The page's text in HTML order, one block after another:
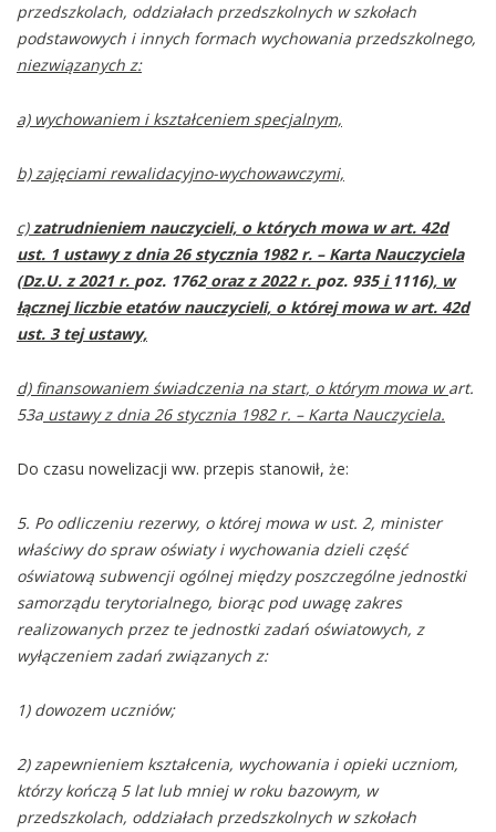
przedszkolach, oddziałach przedszkolnych w szkołach
podstawowych i innych formach wychowania przedszkolnego,
niezwiązanych z:
a) wychowaniem i kształceniem specjalnym,
b) zajęciami rewalidacyjno-wychowawczymi,
c)zatrudnieniem nauczycieli, o których mowa w art. 42d
ust. 1 ustawy z dnia 26 stycznia 1982 r. – Karta Nauczyciela
(Dz.U. z 2021 r. poz. 1762oraz z 2022 r. poz. 935i 1116), w
łącznej liczbie etatów nauczycieli, o której mowa w art. 42d
ust. 3 tej ustawy,
d) finansowaniem świadczenia na start, o którym mowa wart.
53a ustawy z dnia 26 stycznia 1982 r. – Karta Nauczyciela.
Do czasu nowelizacji ww. przepis stanowił, że:
5. Po odliczeniu rezerwy, o której mowa w ust. 2, minister
właściwy do spraw oświaty i wychowania dzieli część
oświatową subwencji ogólnej między poszczególne jednostki
samorządu terytorialnego, biorąc pod uwagę zakres
realizowanych przez te jednostki zadań oświatowych, z
wyłączeniem zadań związanych z:
1) dowozem uczniów;
2) zapewnieniem kształcenia, wychowania i opieki uczniom,
którzy kończą 5 lat lub mniej w roku bazowym, w
przedszkolach, oddziałach przedszkolnych w szkołach